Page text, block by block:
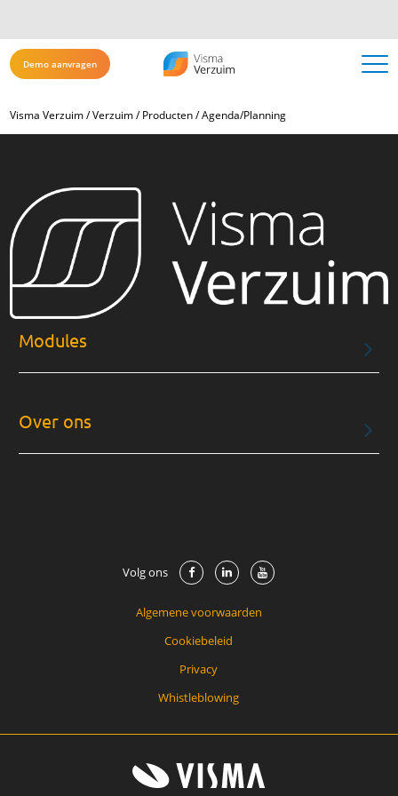
Demo aanvragen
Visma Verzuim/Verzuim/Producten/Agenda/Planning
Modules
Over ons
Volg ons
Algemene voorwaarden
Cookiebeleid
Privacy
Whistleblowing